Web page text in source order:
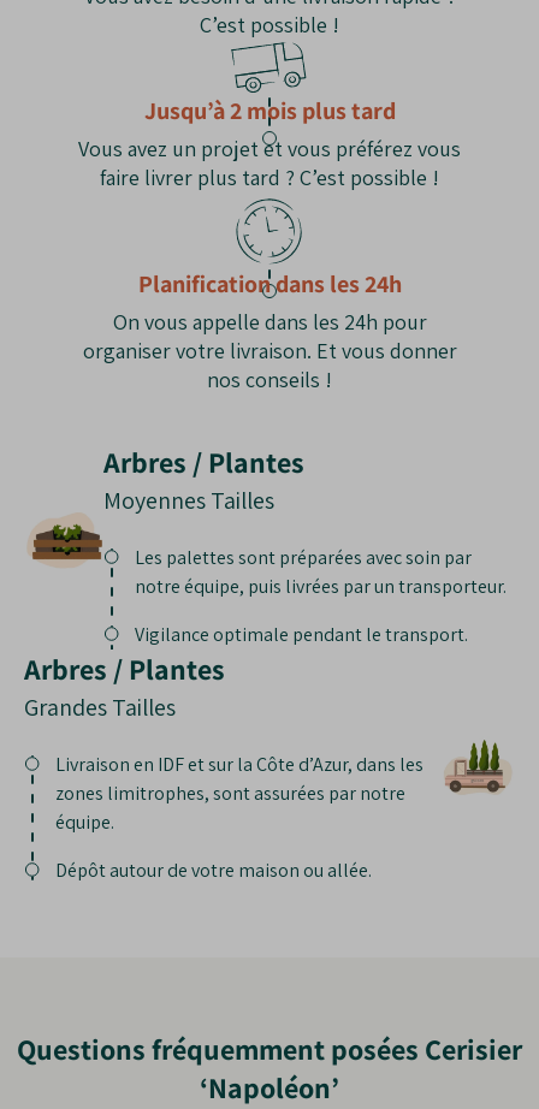
nombreux climats.
Les Inconvénients du Cerisier ‘Napoléon’
Pollinisation croisée nécessaire: Nécessite
la proximité d’un autre cerisier compatible.
Sensibilité aux oiseaux: Les fruits peuvent
être picorés à maturité.
Taille d’entretien: Indispensable pour une
production régulière.
C’est possible !
Jusqu’à 2 mois plus tard
Vous avez un projet et vous préférez vous
faire livrer plus tard ? C’est possible !
Planification dans les 24h
On vous appelle dans les 24h pour
organiser votre livraison. Et vous donner
nos conseils !
Arbres / Plantes
Moyennes Tailles
Les palettes sont préparées avec soin par
notre équipe, puis livrées par un transporteur.
Vigilance optimale pendant le transport.
Arbres / Plantes
Grandes Tailles
Livraison en IDF et sur la Côte d’Azur, dans les
zones limitrophes, sont assurées par notre
équipe.
Dépôt autour de votre maison ou allée.
Questions fréquemment posées Cerisier
‘Napoléon’